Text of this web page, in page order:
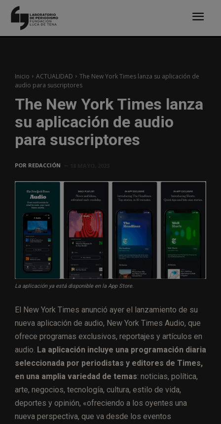
Inicio ACTUALIDAD
The New York Times lanza su aplicación de
audio para suscriptores
The New York Times lanza
su aplicación de audio
para suscriptores
POR REDACCIÓN
La aplicación ya está disponible en la App Store.
El New York Times anunció ayer el lanzamiento de su
nueva aplicación de audio, New York Times Audio, que
ofrece programas exclusivos, reportajes y artículos en
audio. La aplicación incluye una programación diaria
seleccionada por periodistas y editores de Times,
en una amplia variedad de temas: noticias, política,
arte, negocios, tecnología, cultura, estilo de vida,
deportes y opinión, «ofreciendo a los oyentes una
nueva perspectiva, que va desde los eventos